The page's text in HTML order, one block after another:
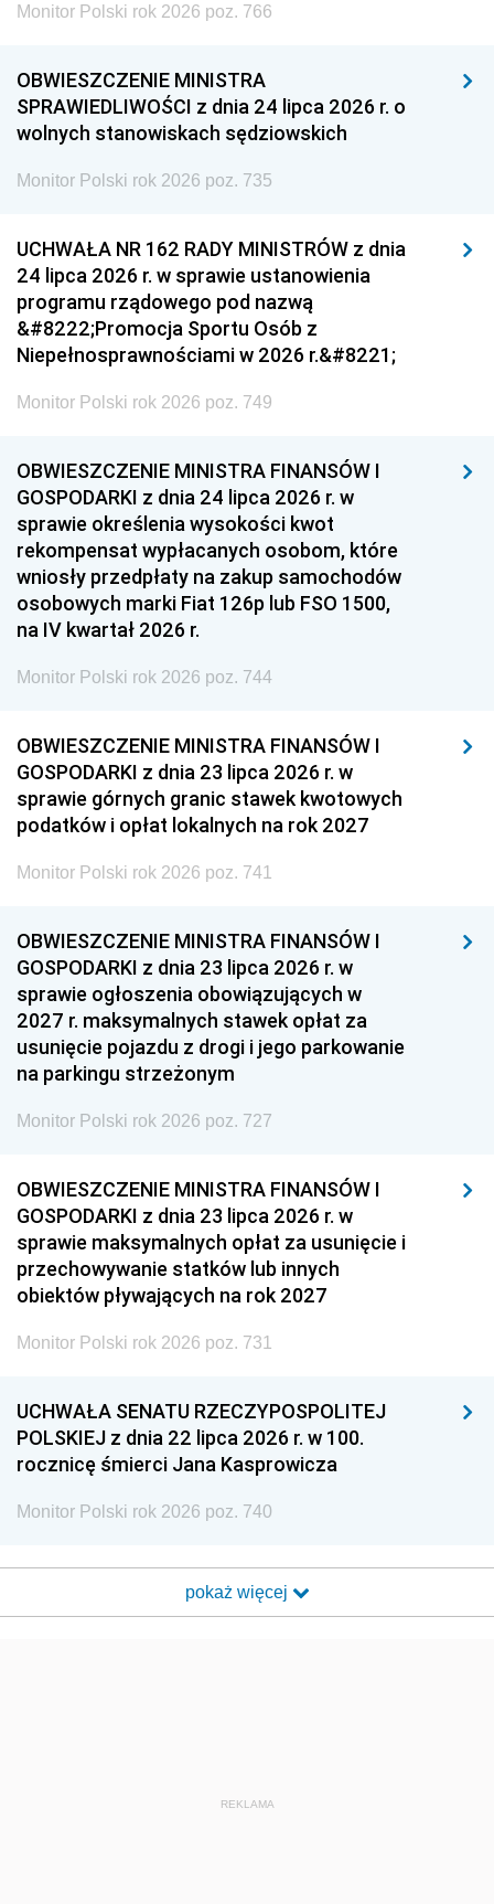
Monitor Polski rok 2026 poz. 766
OBWIESZCZENIE MINISTRA
SPRAWIEDLIWOŚCI z dnia 24 lipca 2026 r. o
wolnych stanowiskach sędziowskich
Monitor Polski rok 2026 poz. 735
UCHWAŁA NR 162 RADY MINISTRÓW z dnia
24 lipca 2026 r. w sprawie ustanowienia
programu rządowego pod nazwą
&#8222;Promocja Sportu Osób z
Niepełnosprawnościami w 2026 r.&#8221;
Monitor Polski rok 2026 poz. 749
OBWIESZCZENIE MINISTRA FINANSÓW I
GOSPODARKI z dnia 24 lipca 2026 r. w
sprawie określenia wysokości kwot
rekompensat wypłacanych osobom, które
wniosły przedpłaty na zakup samochodów
osobowych marki Fiat 126p lub FSO 1500,
na IV kwartał 2026 r.
Monitor Polski rok 2026 poz. 744
OBWIESZCZENIE MINISTRA FINANSÓW I
GOSPODARKI z dnia 23 lipca 2026 r. w
sprawie górnych granic stawek kwotowych
podatków i opłat lokalnych na rok 2027
Monitor Polski rok 2026 poz. 741
OBWIESZCZENIE MINISTRA FINANSÓW I
GOSPODARKI z dnia 23 lipca 2026 r. w
sprawie ogłoszenia obowiązujących w
2027 r. maksymalnych stawek opłat za
usunięcie pojazdu z drogi i jego parkowanie
na parkingu strzeżonym
Monitor Polski rok 2026 poz. 727
OBWIESZCZENIE MINISTRA FINANSÓW I
GOSPODARKI z dnia 23 lipca 2026 r. w
sprawie maksymalnych opłat za usunięcie i
przechowywanie statków lub innych
obiektów pływających na rok 2027
Monitor Polski rok 2026 poz. 731
UCHWAŁA SENATU RZECZYPOSPOLITEJ
POLSKIEJ z dnia 22 lipca 2026 r. w 100.
rocznicę śmierci Jana Kasprowicza
Monitor Polski rok 2026 poz. 740
pokaż więcej
REKLAMA